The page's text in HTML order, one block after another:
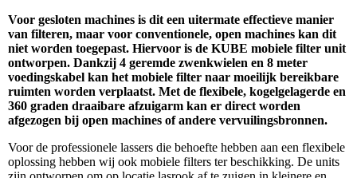
Voor gesloten machines is dit een uitermate effectieve manier
van filteren, maar voor conventionele, open machines kan dit
niet worden toegepast. Hiervoor is de KUBE mobiele filter unit
ontworpen. Dankzij 4 geremde zwenkwielen en 8 meter
voedingskabel kan het mobiele filter naar moeilijk bereikbare
ruimten worden verplaatst. Met de flexibele, kogelgelagerde en
360 graden draaibare afzuigarm kan er direct worden
afgezogen bij open machines of andere vervuilingsbronnen.
Voor de professionele lassers die behoefte hebben aan een flexibele
oplossing hebben wij ook mobiele filters ter beschikking. De units